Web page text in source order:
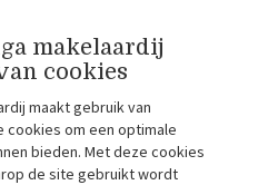
makelaardij
cookies
maakt gebruik van
cookies om een optimale
bieden. Met deze cookies
de site gebruikt wordt